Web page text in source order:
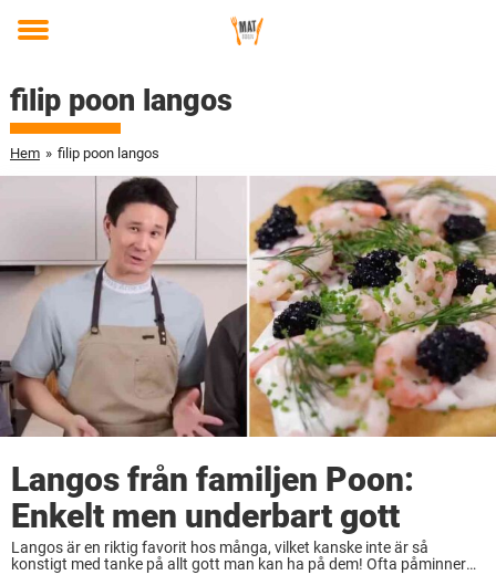
Toggle
filip poon langos
Hem » filip poon langos
Langos från familjen Poon:
Enkelt men underbart gott
Langos är en riktig favorit hos många, vilket kanske inte är så
konstigt med tanke på allt gott man kan ha på dem! Ofta påminner